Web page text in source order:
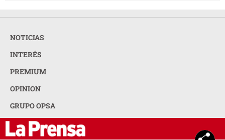
NOTICIAS
INTERÉS
PREMIUM
OPINION
GRUPO OPSA